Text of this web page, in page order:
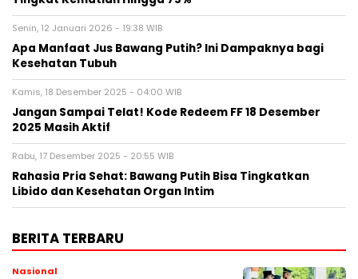
Senin, 12 Januari 2026 - 19:38 WIB
Apa Manfaat Jus Bawang Putih? Ini Dampaknya bagi
Kesehatan Tubuh
Kamis, 18 Desember 2025 - 04:00 WIB
Jangan Sampai Telat! Kode Redeem FF 18 Desember
2025 Masih Aktif
Rabu, 17 Desember 2025 - 20:55 WIB
Rahasia Pria Sehat: Bawang Putih Bisa Tingkatkan
Libido dan Kesehatan Organ Intim
BERITA TERBARU
Nasional